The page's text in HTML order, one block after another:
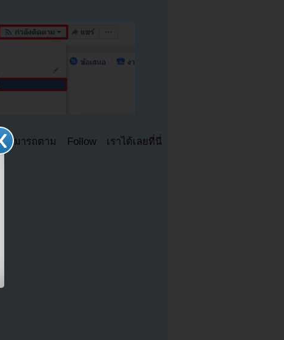
สามารถตาม Follow เราได้เลยที่นี่